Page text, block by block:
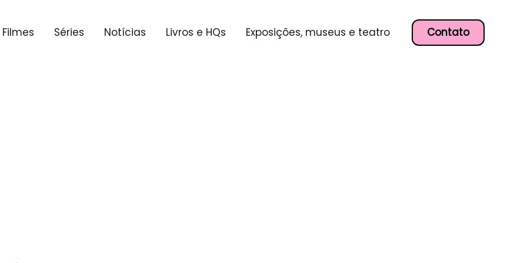
Filmes Séries Notícias Livros e HQs Exposições, museus e teatro Contato